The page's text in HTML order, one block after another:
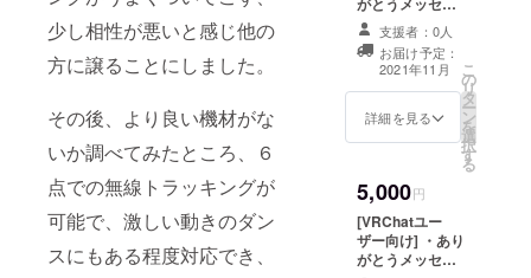
少し相性が悪いと感じ他の
方に譲ることにしました。
その後、より良い機材がな
いか調べてみたところ、６
点での無線トラッキングが
可能で、激しい動きのダン
スにもある程度対応でき、
ラデビュー
ショーケース リ
クエスト (踊って
ほしい曲・振付
が決まっている
方は備考欄にタ
イトルorURLを
ご記入くださ
用 フルトラデ
ビューショー
ケース 入場チ
ケット (概要欄に
VRChat ユー
ジ(テキスト) ・
ありがとうメッ
セージ(ムー
ビー) ・フルトラ
デビューショー
ケース エンディ
記載 (備考欄に記
名前をご記入く
ださい。) ・フル
トラデビュー
ショーケース
アーカイブ映像
支援者：0人
お届け予定：
2021年11月
詳細を見る
こ
の
リ
タ
ー
ン
を
選
択
す
る
5,000円
[VRChatユー
ザー向け] ・あり
がとうメッセー